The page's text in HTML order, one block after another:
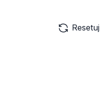
Resetuj